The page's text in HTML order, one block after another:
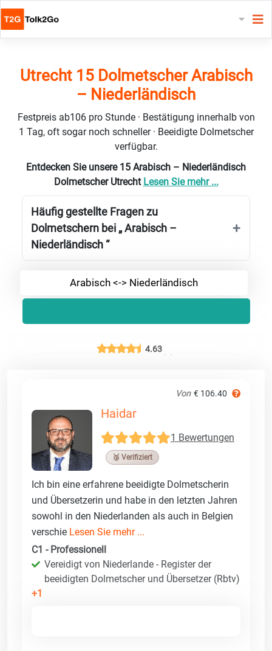
Utrecht 15 Dolmetscher Arabisch
– Niederländisch
Festpreis ab106 pro Stunde · Bestätigung innerhalb von
1 Tag, oft sogar noch schneller · Beeidigte Dolmetscher
verfügbar.
Entdecken Sie unsere 15 Arabisch – Niederländisch
Dolmetscher Utrecht Lesen Sie mehr ...
Häufig gestellte Fragen zu
Dolmetschern bei „ Arabisch –
Niederländisch “
Arabisch <-> Niederländisch
4.63
Von € 106.40
Haidar
1 Bewertungen
🥉 Verifiziert
Ich bin eine erfahrene beeidigte Dolmetscherin
und Übersetzerin und habe in den letzten Jahren
sowohl in den Niederlanden als auch in Belgien
verschie Lesen Sie mehr ...
C1 - Professionell
Vereidigt von Niederlande - Register der
beeidigten Dolmetscher und Übersetzer (Rbtv)
+1